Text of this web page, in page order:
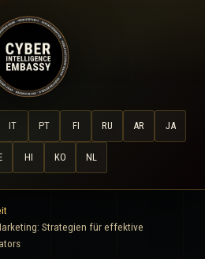
IT PT FI RU AR JA
HI KO NL
Strategien für effektive